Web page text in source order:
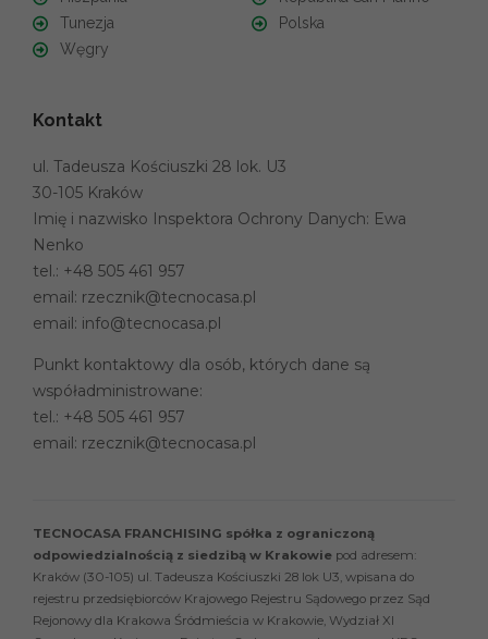
Tunezja
Węgry
Polska
Kontakt
ul. Tadeusza Kościuszki 28 lok. U3
30-105 Kraków
Imię i nazwisko Inspektora Ochrony Danych: Ewa
Nenko
tel.: +48 505 461 957
email: rzecznik@tecnocasa.pl
email: info@tecnocasa.pl
Punkt kontaktowy dla osób, których dane są
współadministrowane:
tel.: +48 505 461 957
email: rzecznik@tecnocasa.pl
TECNOCASA FRANCHISING spółka z ograniczoną
odpowiedzialnością z siedzibą w Krakowie pod adresem:
Kraków (30-105) ul. Tadeusza Kościuszki 28 lok U3, wpisana do
rejestru przedsiębiorców Krajowego Rejestru Sądowego przez Sąd
Rejonowy dla Krakowa Śródmieścia w Krakowie, Wydział XI